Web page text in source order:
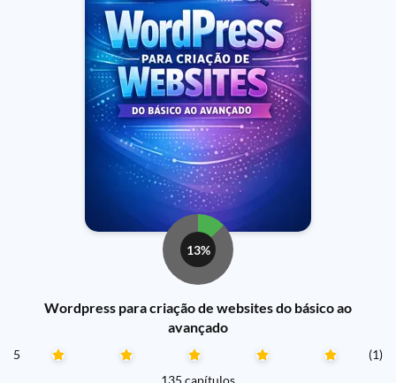
13%
Wordpress para criação de websites do básico ao
avançado
5
(1)
135 capítulos